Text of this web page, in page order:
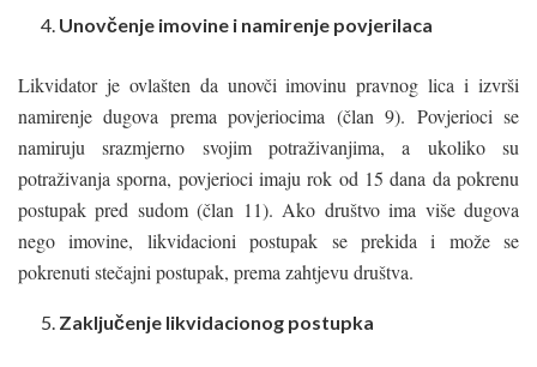
Unovčenje imovine i namirenje povjerilaca
Likvidator je ovlašten da unovči imovinu pravnog lica i izvrši
namirenje dugova prema povjeriocima (član 9). Povjerioci se
namiruju srazmjerno svojim potraživanjima, a ukoliko su
potraživanja sporna, povjerioci imaju rok od 15 dana da pokrenu
postupak pred sudom (član 11). Ako društvo ima više dugova
nego imovine, likvidacioni postupak se prekida i može se
pokrenuti stečajni postupak, prema zahtjevu društva.
Zaključenje likvidacionog postupka